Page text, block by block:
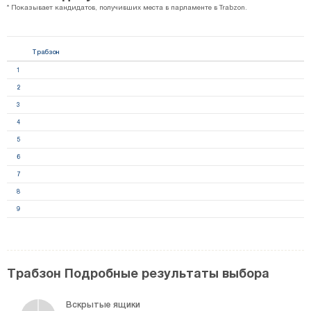
* Показывает кандидатов, получивших места в парламенте в Trabzon.
Трабзон
1
2
3
4
5
6
7
8
9
Трабзон Подробные результаты выбора
Вскрытые ящики